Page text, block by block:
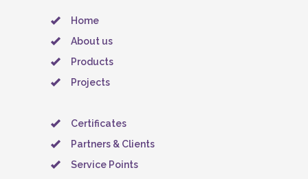
Home
About us
Products
Projects
Certificates
Partners & Clients
Service Points